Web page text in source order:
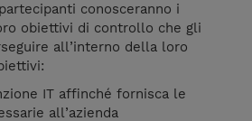
conosceranno i
obiettivi di controllo che gli
all’interno della loro
IT affinché fornisca le
all’azienda